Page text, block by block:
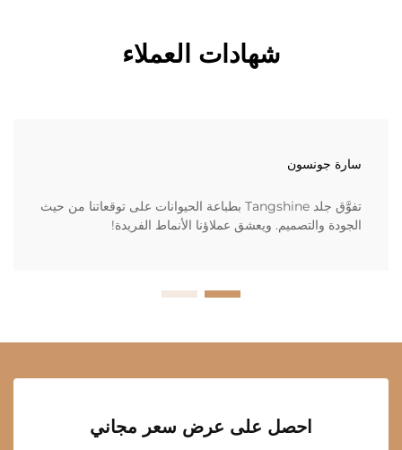
شهادات العملاء
سارة جونسون
تفوَّق جلد Tangshine بطباعة الحيوانات على توقعاتنا من حيث
الجودة والتصميم. ويعشق عملاؤنا الأنماط الفريدة!
احصل على عرض سعر مجاني